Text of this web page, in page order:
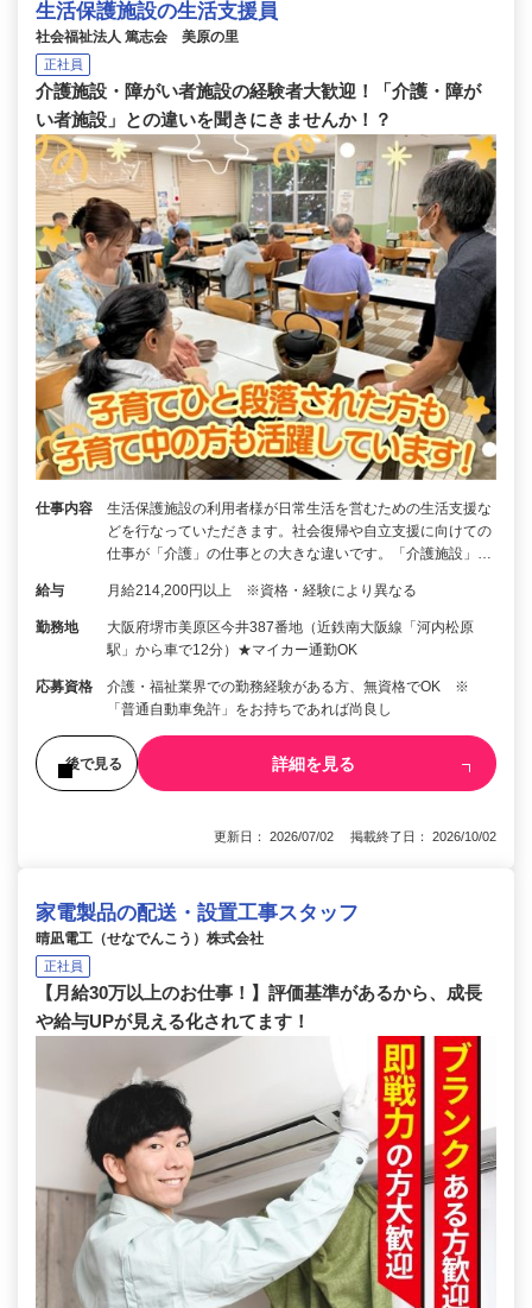
生活保護施設の生活支援員
社会福祉法人 篤志会 美原の里
正社員
介護施設・障がい者施設の経験者大歓迎！「介護・障が
い者施設」との違いを聞きにきませんか！？
仕事内容
生活保護施設の利用者様が日常生活を営むための生活支援な
どを行なっていただきます。社会復帰や自立支援に向けての
仕事が「介護」の仕事との大きな違いです。「介護施設」…
給与 月給214,200円以上 ※資格・経験により異なる
勤務地
大阪府堺市美原区今井387番地（近鉄南大阪線「河内松原
駅」から車で12分）★マイカー通勤OK
応募資格
介護・福祉業界での勤務経験がある方、無資格でOK ※
「普通自動車免許」をお持ちであれば尚良し
後で見る 詳細を見る
更新日： 2026/07/02 掲載終了日： 2026/10/02
家電製品の配送・設置工事スタッフ
晴凪電工（せなでんこう）株式会社
正社員
【月給30万以上のお仕事！】評価基準があるから、成長
や給与UPが見える化されてます！